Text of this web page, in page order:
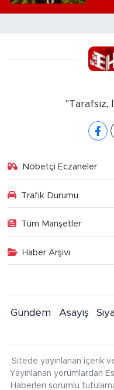
"Tarafsız,
Nöbetçi Eczaneler
Trafik Durumu
Tüm Manşetler
Haber Arşivi
Gündem Asayiş
Sitede yayınlanan içerik
Yayınlanan yorumlardan
Haberleri sorumlu